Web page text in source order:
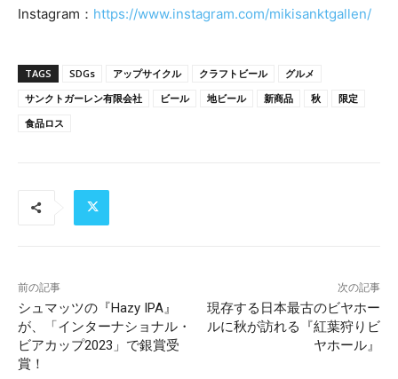
Instagram： https://www.instagram.com/mikisanktgallen/
TAGS SDGs アップサイクル クラフトビール
グルメ
サンクトガーレン有限会社
ビール 地ビール 新商品 秋
限定
食品ロス
前の記事
シュマッツの『Hazy IPA』
が、「インターナショナル・
ビアカップ2023」で銀賞受
賞！
次の記事
現存する日本最古のビヤホー
ルに秋が訪れる『紅葉狩りビ
ヤホール』